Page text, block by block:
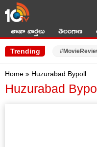
తాజా వార్తలు తెలంగాణ
Trending
Home » Huzurabad Bypoll
Huzurabad